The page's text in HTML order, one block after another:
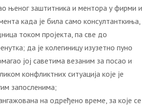
њеног заштитника и ментора у фирми и
када је била само консултанткиња,
током пројекта, па све до
да је колегиницу изузетно пуно
јој саветима везаним за посао и
конфликтних ситуација које је
запосленима;
на одређено време, за које се